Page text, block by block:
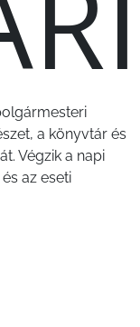
a könyvtár és
Végzik a napi
az eseti